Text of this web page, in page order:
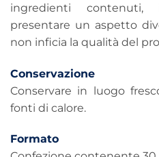
ingredienti
presentare un aspetto
non inficia la qualità del
Conservazione
Conservare in luogo
fonti di calore.
Formato